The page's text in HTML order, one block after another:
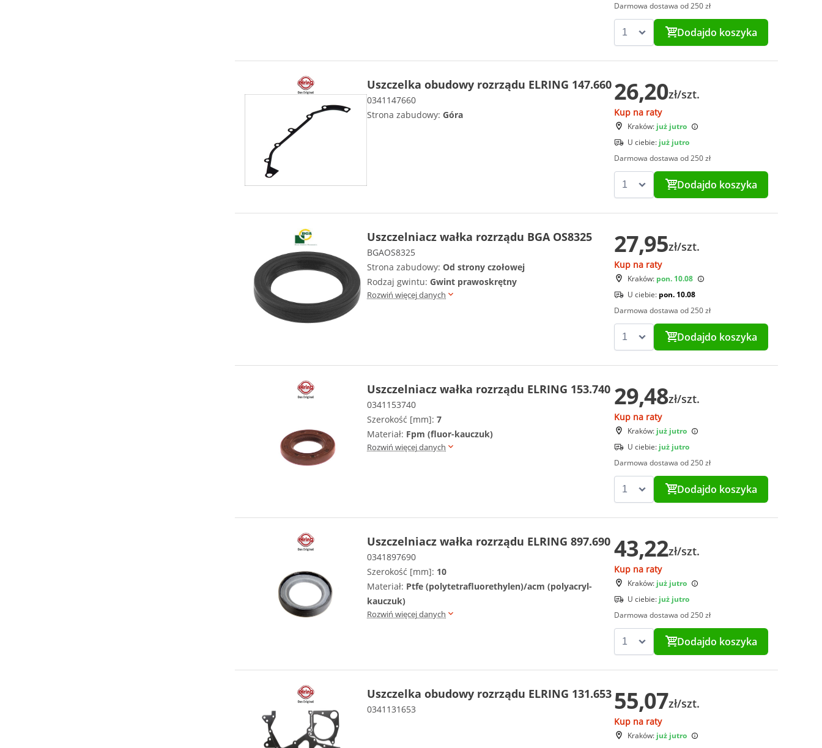
Darmowa dostawa od 250 zł
Dodajdo koszyka
Uszczelka obudowy rozrządu ELRING 147.660
0341147660
Strona zabudowy: Góra
26,20zł/szt.
Kup na raty
Kraków: już jutro
U ciebie: już jutro
Darmowa dostawa od 250 zł
Dodajdo koszyka
Uszczelniacz wałka rozrządu BGA OS8325
BGAOS8325
Strona zabudowy: Od strony czołowej
Rodzaj gwintu: Gwint prawoskrętny
Rozwiń więcej danych
27,95zł/szt.
Kup na raty
Kraków: pon. 10.08
U ciebie: pon. 10.08
Darmowa dostawa od 250 zł
Dodajdo koszyka
Uszczelniacz wałka rozrządu ELRING 153.740
0341153740
Szerokość [mm]: 7
Materiał: Fpm (fluor-kauczuk)
Rozwiń więcej danych
29,48zł/szt.
Kup na raty
Kraków: już jutro
U ciebie: już jutro
Darmowa dostawa od 250 zł
Dodajdo koszyka
Uszczelniacz wałka rozrządu ELRING 897.690
0341897690
Szerokość [mm]: 10
Materiał: Ptfe (polytetrafluorethylen)/acm (polyacryl-
kauczuk)
Rozwiń więcej danych
43,22zł/szt.
Kup na raty
Kraków: już jutro
U ciebie: już jutro
Darmowa dostawa od 250 zł
Dodajdo koszyka
Uszczelka obudowy rozrządu ELRING 131.653
0341131653 55,07zł/szt.
Kup na raty
Kraków: już jutro